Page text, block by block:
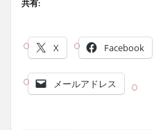
共有:
X Facebook
メールアドレス